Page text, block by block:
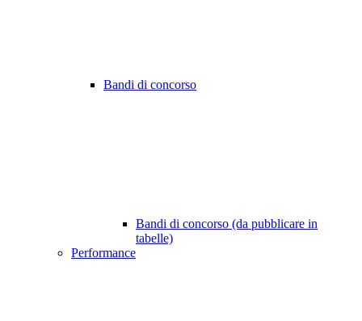
Bandi di concorso
Bandi di concorso (da pubblicare in
tabelle)
Performance